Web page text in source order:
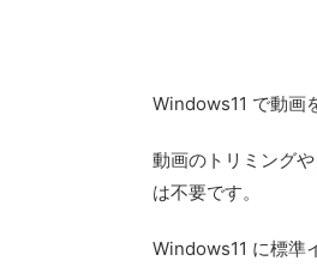
Windows11 で動画
動画のトリミング
は不要です。
Windows11 に標準